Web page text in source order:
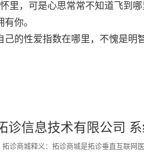
，可是心思常常不知道飞到哪
你。
己的性爱指数在哪里，不愧是明
诊信息技术有限公司
拓诊商城释义：拓诊商城是拓诊垂直互联网